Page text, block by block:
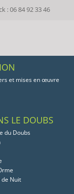
: 06 84 92 33 46
et mises en œuvre
LE DOUBS
du Doubs
de Nuit